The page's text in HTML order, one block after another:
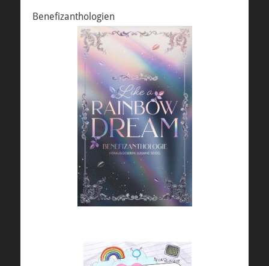
Benefizanthologien